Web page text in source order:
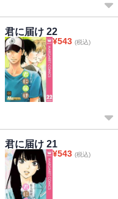
君に届け 22
¥543 (税込)
君に届け 21
¥543 (税込)